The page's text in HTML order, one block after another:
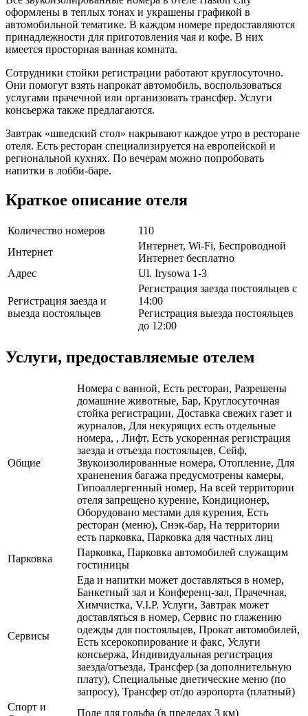
оформлены в теплых тонах и украшены графикой в
автомобильной тематике. В каждом номере предоставляются
принадлежности для приготовления чая и кофе. В них
имеется просторная ванная комната.
Сотрудники стойки регистрации работают круглосуточно.
Они помогут взять напрокат автомобиль, воспользоваться
услугами прачечной или организовать трансфер. Услуги
консьержа также предлагаются.
Завтрак «шведский стол» накрывают каждое утро в ресторане
отеля. Есть ресторан специализируется на европейской и
региональной кухнях. По вечерам можно попробовать
напитки в лобби-баре.
Краткое описание отеля
Количество номеров
110
Интернет
Интернет, Wi-Fi, Беспроводной
Интернет бесплатно
Адрес
Ul. Irysowa 1-3
Регистрация заезда и
выезда постояльцев
Регистрация заезда постояльцев с
14:00
Регистрация выезда постояльцев
до 12:00
Услуги, предоставляемые отелем
Общие
Номера с ванной, Есть ресторан, Разрешены
домашние животные, Бар, Круглосуточная
стойка регистрации, Доставка свежих газет и
журналов, Для некурящих есть отдельные
номера, , Лифт, Есть ускоренная регистрация
заезда и отъезда постояльцев, Сейф,
Звукоизолированные номера, Отопление, Для
храненения багажа предусмотрены камеры,
Гипоаллергенный номер, На всей территории
отеля запрещено курение, Кондиционер,
Оборудовано местами для курения, Есть
ресторан (меню), Снэк-бар, На территории
есть парковка, Парковка для частных лиц
Парковка
Парковка, Парковка автомобилей служащим
гостиницы
Сервисы
Еда и напитки может доставляться в номер,
Банкетный зал и Конференц-зал, Прачечная,
Химчистка, V.I.P. Услуги, Завтрак может
доставляться в номер, Сервис по глажению
одежды для постояльцев, Прокат автомобилей,
Есть ксерокопирование и факс, Услуги
консьержа, Индивидуальная регистрация
заезда/отъезда, Трансфер (за дополнительную
плату), Специальные диетические меню (по
запросу), Трансфер от/до аэропорта (платный)
Спорт и
Поле для гольфа (в пределах 3 км)